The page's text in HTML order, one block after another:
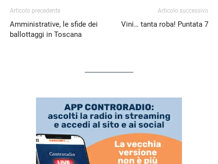
Articolo precedente
Amministrative, le sfide dei
ballottaggi in Toscana
Articolo successivo
Vini… tanta roba! Puntata 7